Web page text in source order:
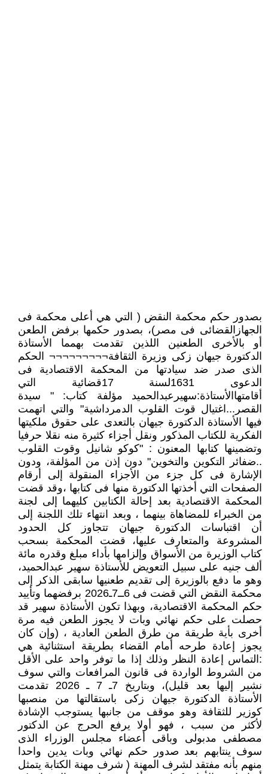
بصدور حكم محكمة النقض ( التي هي أعلى محكمة فى
الجهازالقضائى فى مصر)، بصدور حكمها برفض الطعن
أو بالأخرى الطعنين اللذين تقدمت بهمما الأستاذة
الدكتورة جيهان زكى وزيرة الثقافة¬¬¬¬¬¬¬¬¬ الحكم
الذى صدر ضد سيادتها من المحكمة الاقتصادية فى
الدعوى 1631لسنة 17قضائية التي
أقامتهاالأستاذة:سهيرعبدالحميد مؤلفة كتاب: " سيدة
القصر...اغتيال قوت القلوب الدمرداشية" والتي اتهمت
فيها الأستاذة الدكتورة جيهان بالتعدى على حقوق ملكيتها
الفكرية للكتاب المذكور ونقل أجزاء كثيرة منه نقلا حرفيا
وتضمينها كتابها المعنون : "كوكو شانيل وقوت القلوب
..ضفائر التكوين والتخوين" دون إذن من المؤلفة، ودون
الإشارة فى كل جزء من الأجزاء المنقولة إلى أرقام
الصفحات التي أخذتها الدكتورة منها فى كتابها ،وقد قضت
المحكمة الاقتصادية بعد إحالة الكتابين كليهما إلى لجنة
من الخبراء للمضاهاة بينهما ، وبعد انتهاء تلك اللجنة إلى
أن اقتباسات الدكتورة جيهان تتجاوز كل الحدود
المشروعة والمتعارف عليها، قضت المحكمة بسحب
كتاب الوزيرة من الأسواق وإلزامها بأداء مبلغ وقدره مائة
ألف جنيه على سبيل التعويض للأستاذة سهير عبدالحميد،
وهو ما دفع بالوزيرة إلى تقديم طعنيها سابقى الذكر إلى
محكمة النقض التي قضت فى 6ــ7ـ2026 برفضهما وتأييد
حكم المحكمة الاقتصادية، وبهذا تكون الأستاذة سهير قد
حصلت على حكم نهائي وبات لا يجوز الطعن فيه مرة
أخرى بأية طريقة من طرق الطعن العادية ، (وإن كان
يجوز إعادة طرحه أمام القضاء بطريقة استثنائية هي
:التماس إعادة النظر وذلك إذا ما توفر واحد على الأقل
من الشروط الواردة فى قانون المرافعات والتي سوف
نشير إليها بعد قليل)، وبتاريخ 7ـ 7 ـ 2026 تقدمت
الأستاذة الدكتورة جيهان زكى باستقالتها من منصبها
كوزير للثقافة وهو موقف من جانبها يستوجب الإشادة
لأكثر من سبب ، فهو أولا يرفع الحرج عن الدكتور
مصطفى مدبولى وباقى أعضاء مجلس الوزراء الذى
سوف ينتابهم بعد صدور حكم نهائي وبات يدين واحدا
منهم بأنه مفتقد لشرف المهنة ( شرف مهنة الكتابة يتمثل